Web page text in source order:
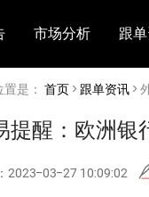
市场分析 跟
是： 首页>跟单资讯>
提醒：欧洲银
2023-03-27 10:09:02